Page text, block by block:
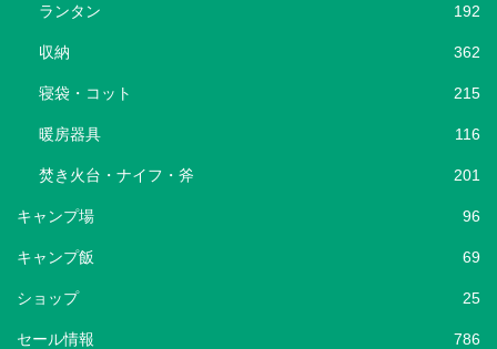
ランタン 192
収納 362
寝袋・コット 215
暖房器具 116
焚き火台・ナイフ・斧 201
キャンプ場 96
キャンプ飯 69
ショップ 25
セール情報 786